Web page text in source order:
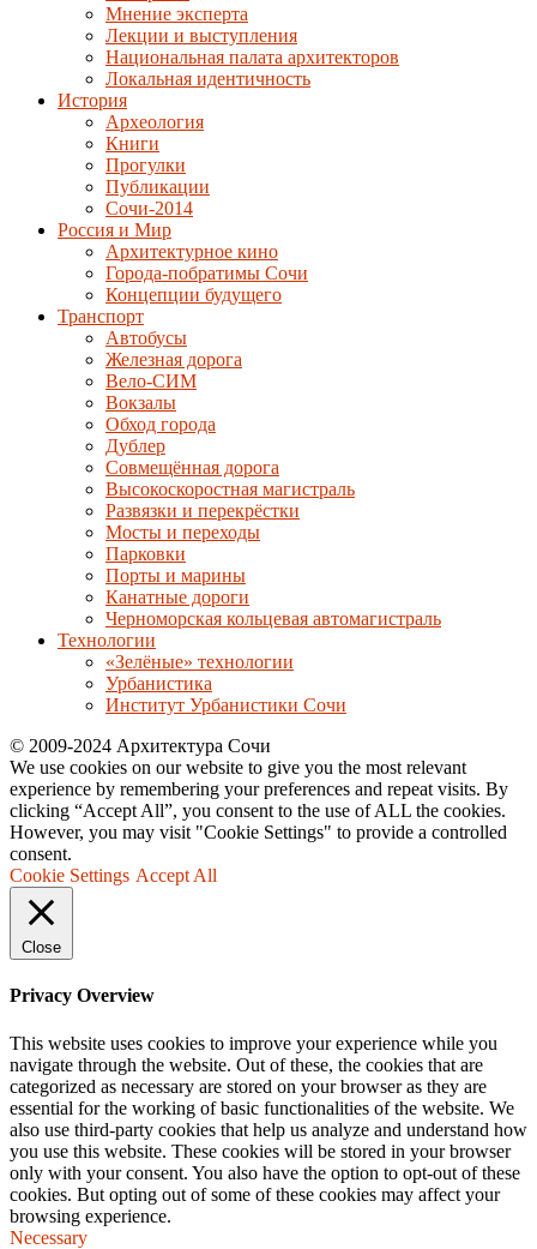
Мнение эксперта
Лекции и выступления
Национальная палата архитекторов
Локальная идентичность
История
Археология
Книги
Прогулки
Публикации
Сочи-2014
Россия и Мир
Архитектурное кино
Города-побратимы Сочи
Концепции будущего
Транспорт
Автобусы
Железная дорога
Вело-СИМ
Вокзалы
Обход города
Дублер
Совмещённая дорога
Высокоскоростная магистраль
Развязки и перекрёстки
Мосты и переходы
Парковки
Порты и марины
Канатные дороги
Черноморская кольцевая автомагистраль
Технологии
«Зелёные» технологии
Урбанистика
Институт Урбанистики Сочи
© 2009-2024 Архитектура Сочи
We use cookies on our website to give you the most relevant
experience by remembering your preferences and repeat visits. By
clicking “Accept All”, you consent to the use of ALL the cookies.
However, you may visit "Cookie Settings" to provide a controlled
consent.
Cookie Settings Accept All
Close
Privacy Overview
This website uses cookies to improve your experience while you
navigate through the website. Out of these, the cookies that are
categorized as necessary are stored on your browser as they are
essential for the working of basic functionalities of the website. We
also use third-party cookies that help us analyze and understand how
you use this website. These cookies will be stored in your browser
only with your consent. You also have the option to opt-out of these
cookies. But opting out of some of these cookies may affect your
browsing experience.
Necessary